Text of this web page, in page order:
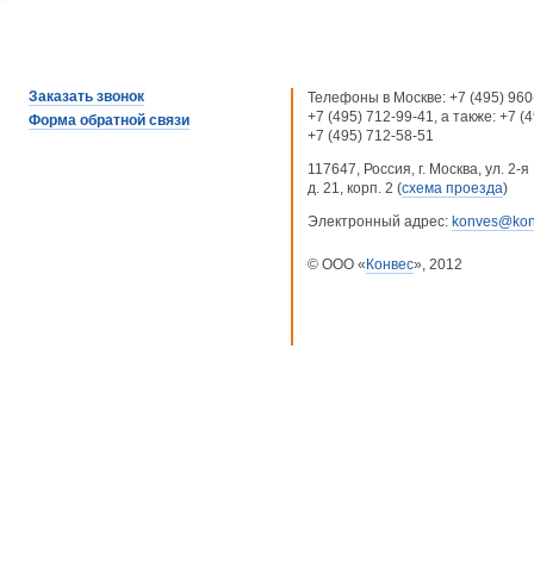
Заказать звонок
Форма обратной связи
Телефоны в Москве: +7 (495)
+7 (495) 712-99-41, а также: +7
+7 (495) 712-58-51
117647, Россия, г. Москва, ул. 2-
д. 21, корп. 2 (схема проезда)
Электронный адрес:
© ООО « Конвес», 2012